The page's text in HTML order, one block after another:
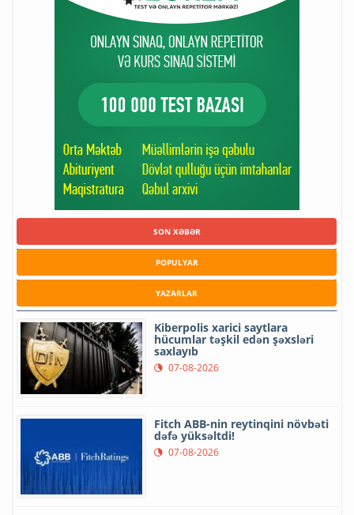
SON XƏBƏR
POPULYAR
YAZARLAR
Kiberpolis xarici saytlara
hücumlar təşkil edən şəxsləri
saxlayıb
07-08-2026
Fitch ABB-nin reytinqini növbəti
dəfə yüksəltdi!
07-08-2026